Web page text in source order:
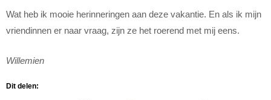
Wat heb ik mooie herinneringen aan deze vakantie. En als ik mijn
vriendinnen er naar vraag, zijn ze het roerend met mij eens.
Willemien
Dit delen: